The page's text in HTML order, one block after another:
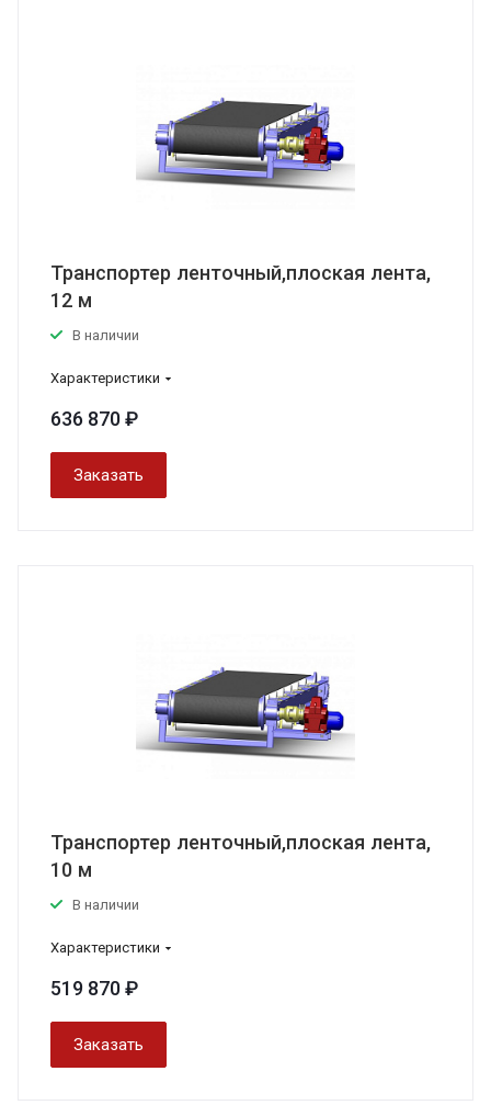
Транспортер ленточный,плоская лента,
12 м
В наличии
Характеристики
636 870 ₽
Заказать
Транспортер ленточный,плоская лента,
10 м
В наличии
Характеристики
519 870 ₽
Заказать